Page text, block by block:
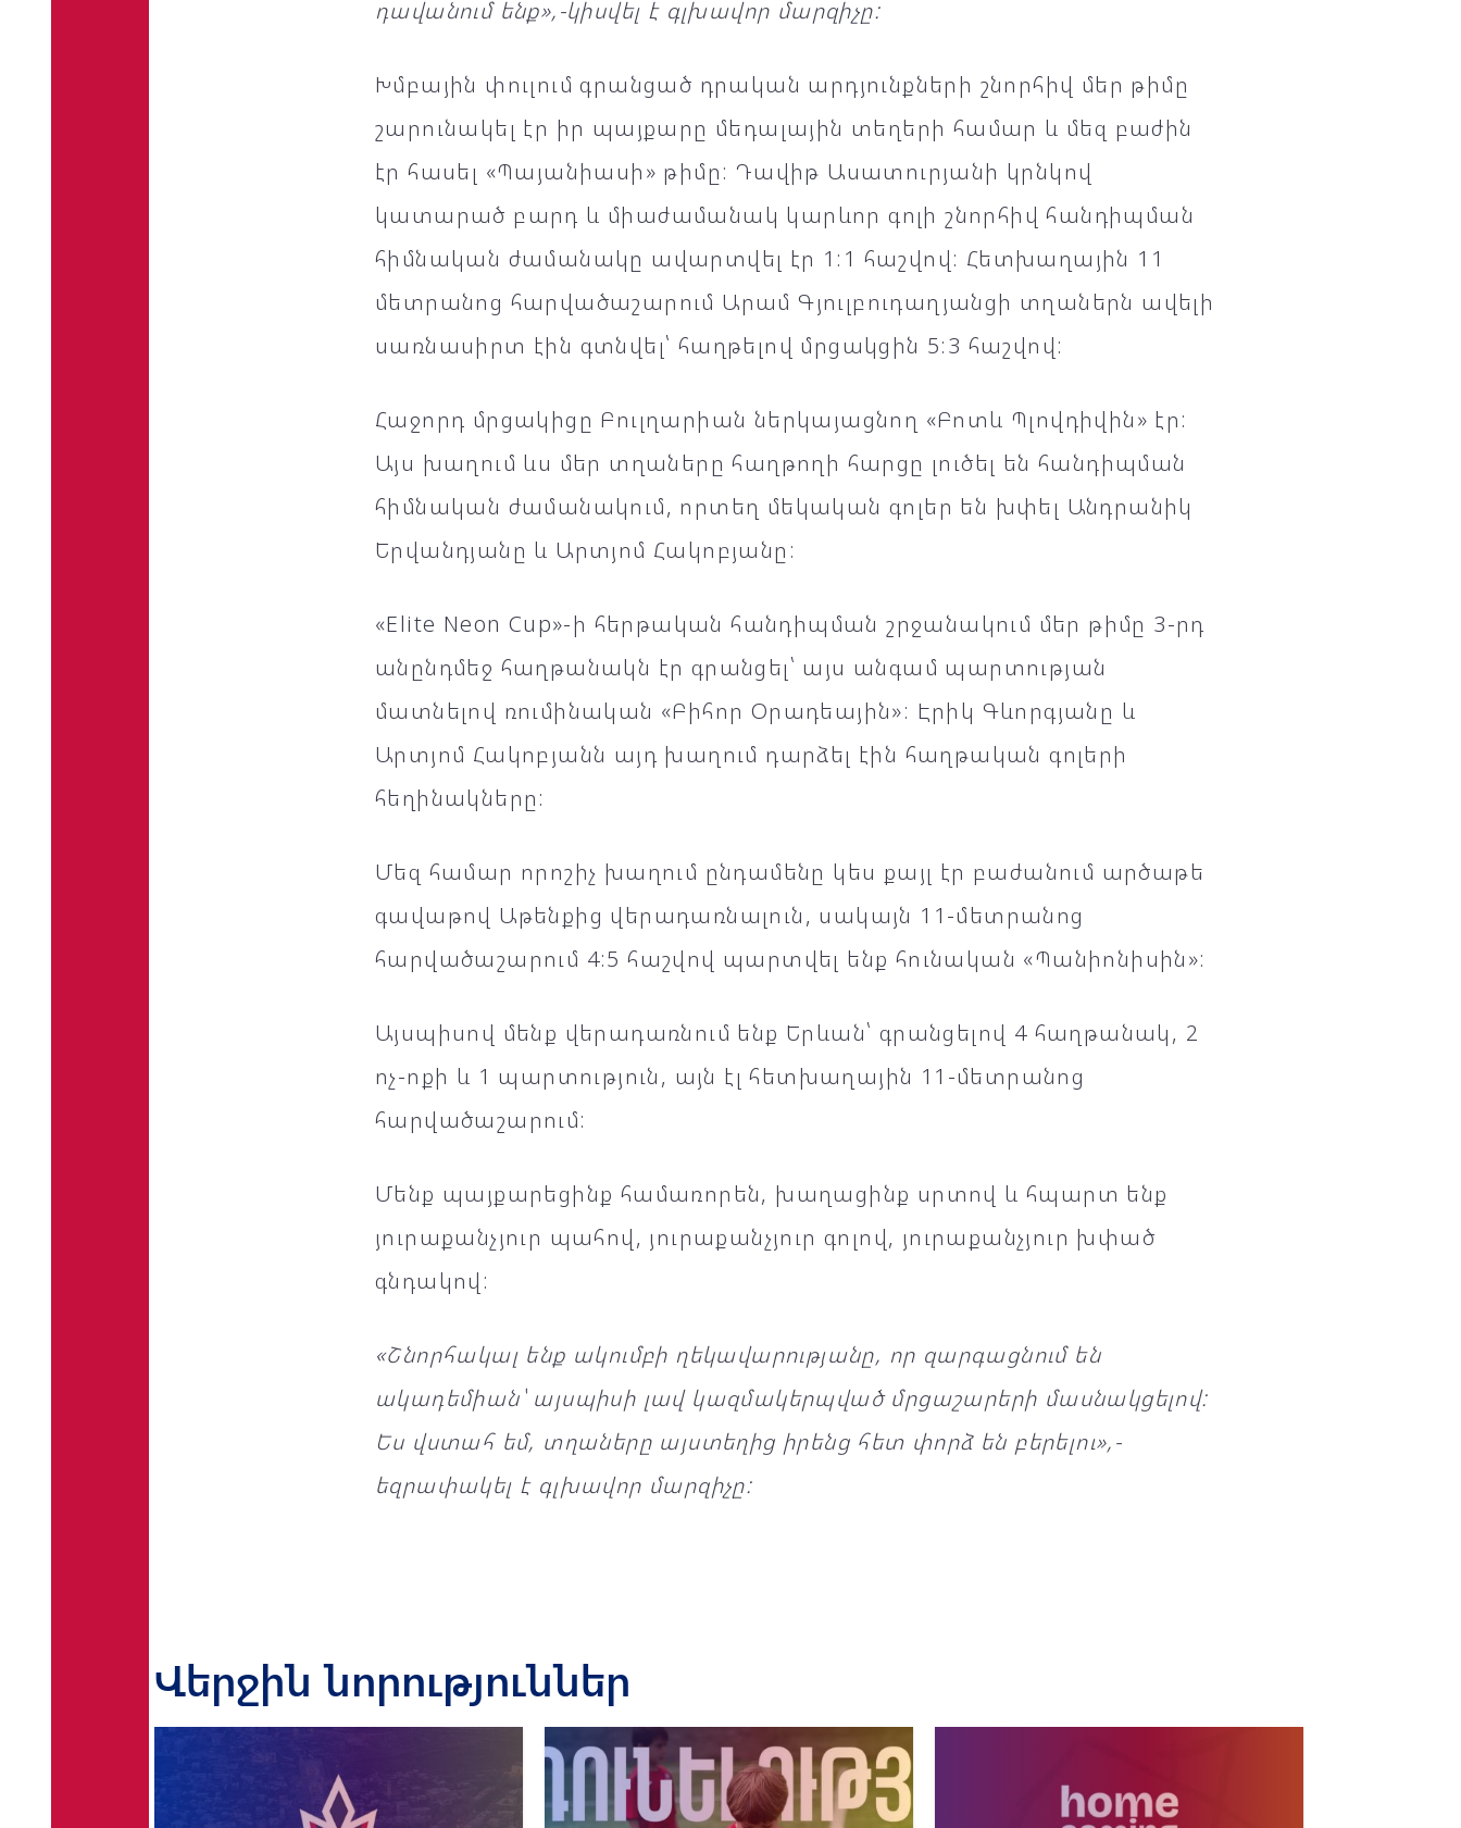
դավանում ենք»,-կիսվել է գլխավոր մարզիչը:
Խմբային փուլում գրանցած դրական արդյունքների շնորհիվ մեր թիմը
շարունակել էր իր պայքարը մեդալային տեղերի համար և մեզ բաժին
էր հասել «Պայանիասի» թիմը: Դավիթ Ասատուրյանի կրնկով
կատարած բարդ և միաժամանակ կարևոր գոլի շնորհիվ հանդիպման
հիմնական ժամանակը ավարտվել էր 1:1 հաշվով: Հետխաղային 11
մետրանոց հարվածաշարում Արամ Գյուլբուդաղյանցի տղաներն ավելի
սառնասիրտ էին գտնվել՝ հաղթելով մրցակցին 5:3 հաշվով:
Հաջորդ մրցակիցը Բուլղարիան ներկայացնող «Բոտև Պլովդիվին» էր:
Այս խաղում ևս մեր տղաները հաղթողի հարցը լուծել են հանդիպման
հիմնական ժամանակում, որտեղ մեկական գոլեր են խփել Անդրանիկ
Երվանդյանը և Արտյոմ Հակոբյանը:
«Elite Neon Cup»-ի հերթական հանդիպման շրջանակում մեր թիմը 3-րդ
անընդմեջ հաղթանակն էր գրանցել՝ այս անգամ պարտության
մատնելով ռումինական «Բիհոր Օրադեային»: Էրիկ Գևորգյանը և
Արտյոմ Հակոբյանն այդ խաղում դարձել էին հաղթական գոլերի
հեղինակները:
Մեզ համար որոշիչ խաղում ընդամենը կես քայլ էր բաժանում արծաթե
գավաթով Աթենքից վերադառնալուն, սակայն 11-մետրանոց
հարվածաշարում 4:5 հաշվով պարտվել ենք հունական «Պանիոնիսին»:
Այսպիսով մենք վերադառնում ենք Երևան՝ գրանցելով 4️ հաղթանակ, 2️
ոչ-ոքի և 1 պարտություն, այն էլ հետխաղային 11-մետրանոց
հարվածաշարում:
Մենք պայքարեցինք համառորեն, խաղացինք սրտով և հպարտ ենք
յուրաքանչյուր պահով, յուրաքանչյուր գոլով, յուրաքանչյուր խփած
գնդակով:
«Շնորհակալ ենք ակումբի ղեկավարությանը, որ զարգացնում են
ակադեմիան՝ այսպիսի լավ կազմակերպված մրցաշարերի մասնակցելով:
Ես վստահ եմ, տղաները այստեղից իրենց հետ փորձ են բերելու»,-
եզրափակել է գլխավոր մարզիչը:
Վերջին նորություններ